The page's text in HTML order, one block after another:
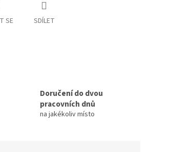
SE SDÍLET
Doručení do dvou
pracovních dnů
na jakékoliv místo